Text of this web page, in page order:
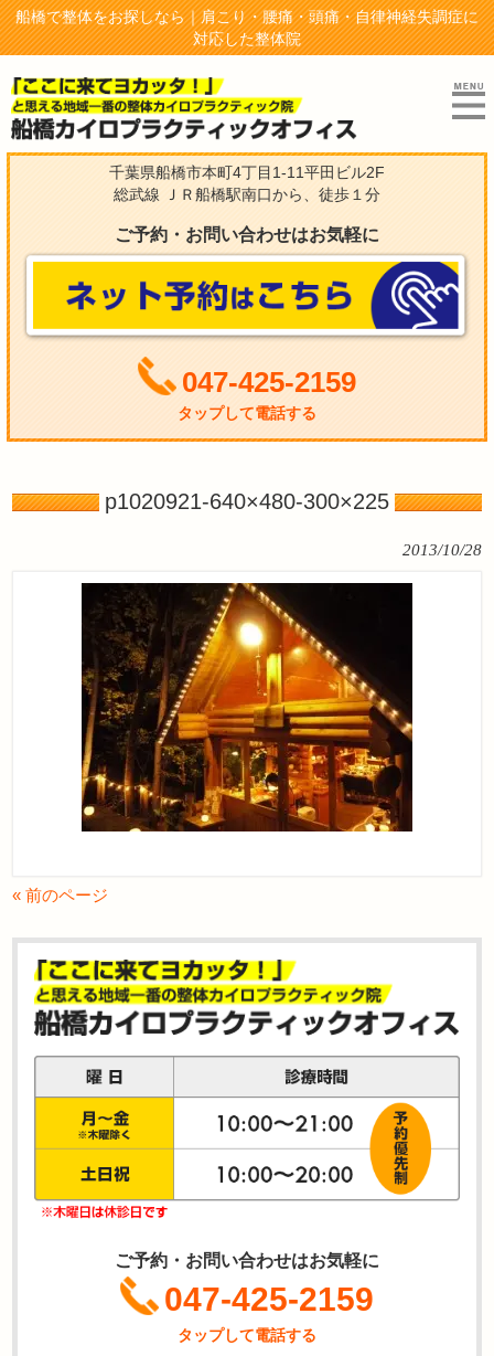
船橋で整体をお探しなら｜肩こり・腰痛・頭痛・自律神経失調症に
対応した整体院
千葉県船橋市本町4丁目1-11平田ビル2F
総武線 ＪＲ船橋駅南口から、徒歩１分
ご予約・お問い合わせはお気軽に
047-425-2159
タップして電話する
p1020921-640×480-300×225
2013/10/28
« 前のページ
ご予約・お問い合わせはお気軽に
047-425-2159
タップして電話する